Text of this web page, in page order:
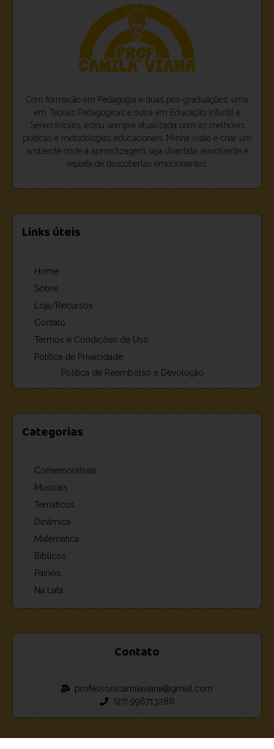
Com formação em Pedagogia e duas pós-graduações, uma
em Teorias Pedagógicas e outra em Educação Infantil e
Séries Iniciais, estou sempre atualizada com as melhores
práticas e metodologias educacionais. Minha visão é criar um
ambiente onde a aprendizagem seja divertida, envolvente e
repleta de descobertas emocionantes.
Links úteis
Home
Sobre
Loja/Recursos
Contato
Termos e Condições de Uso
Política de Privacidade
Política de Reembolso e Devolução
Categorias
Comemorativas
Músicais
Temáticos
Dinâmica
Matemática
Bíblicos
Painéis
Na Lata
Contato
professoracamilaviana@gmail.com
(27) 996713288